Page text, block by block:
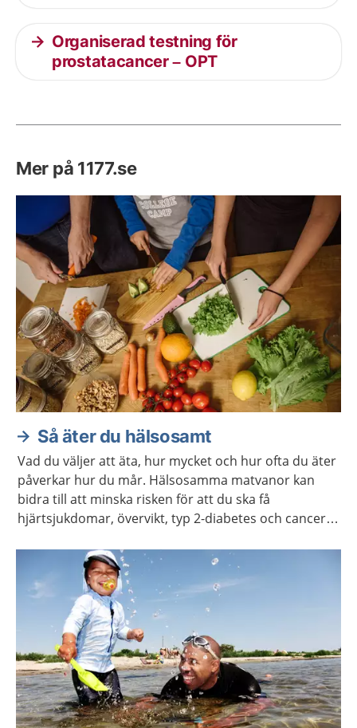
Organiserad testning för
prostatacancer – OPT
Mer på 1177.se
Så äter du hälsosamt
Vad du väljer att äta, hur mycket och hur ofta du äter
påverkar hur du mår. Hälsosamma matvanor kan
bidra till att minska risken för att du ska få
hjärtsjukdomar, övervikt, typ 2-diabetes och cancer.
hållet i ett enda steg. Kom ihåg att varje liten
förändring kan göra stor skillnad.